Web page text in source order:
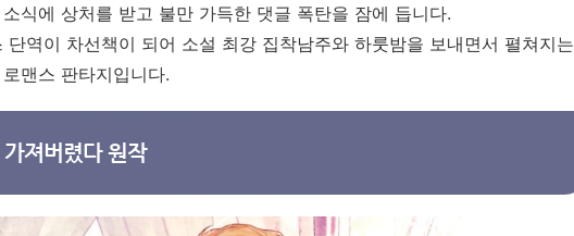
식에 상처를 받고 불만 가득한 댓글 폭탄을 잠에 듭니다.
단역이 차선책이 되어 소설 최강 집착남주와 하룻밤을 보내면서 펼쳐지는
맨스 판타지입니다.
져버렸다 원작